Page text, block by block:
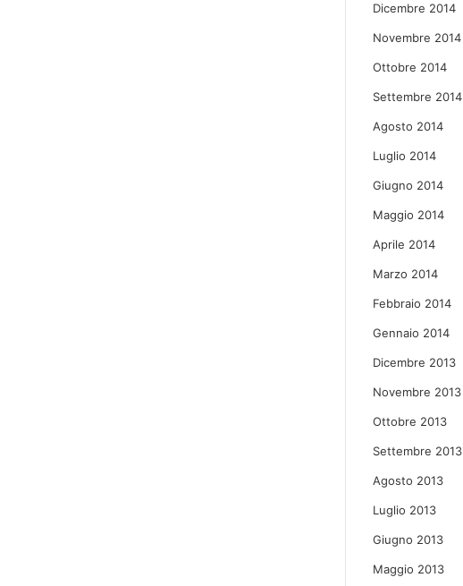
Dicembre 2014
Novembre 2014
Ottobre 2014
Settembre 2014
Agosto 2014
Luglio 2014
Giugno 2014
Maggio 2014
Aprile 2014
Marzo 2014
Febbraio 2014
Gennaio 2014
Dicembre 2013
Novembre 2013
Ottobre 2013
Settembre 2013
Agosto 2013
Luglio 2013
Giugno 2013
Maggio 2013